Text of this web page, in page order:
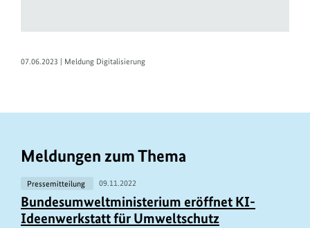
07.06.2023 | Meldung Digitalisierung
Meldungen zum Thema
Pressemitteilung 09.11.2022
Bundesumweltministerium eröffnet KI-
Ideenwerkstatt für Umweltschutz